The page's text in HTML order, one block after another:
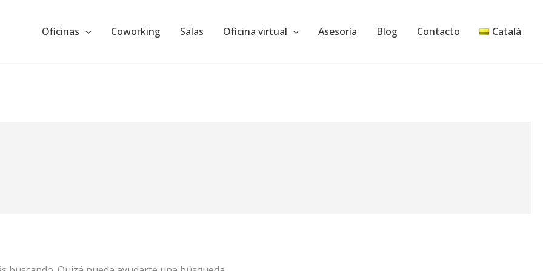
Oficinas Coworking Salas Oficina virtual Asesoría Blog Contacto Català